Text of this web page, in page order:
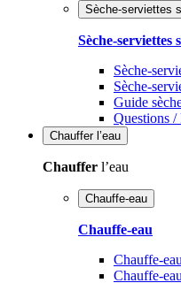
Sèche-serviettes
Sèche-serviettes
Sèche-
Sèche-
Guide
Questions /
Chauffer l’eau
Chauffer l’eau
Chauffe-eau
Chauffe-eau
Chauffe-
Chauffe-